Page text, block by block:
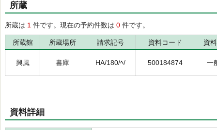
所蔵
所蔵は 1 件です。現在の予約件数は 0 件です。
所蔵館 所蔵場所 請求記号 資料コード 資
興風 書庫 HA/180/ﾍ/ 500184874 一
資料詳細